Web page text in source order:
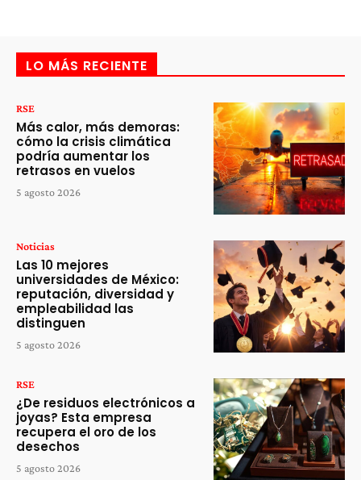
LO MÁS RECIENTE
RSE
Más calor, más demoras:
cómo la crisis climática
podría aumentar los
retrasos en vuelos
5 agosto 2026
Noticias
Las 10 mejores
universidades de México:
reputación, diversidad y
empleabilidad las
distinguen
5 agosto 2026
RSE
¿De residuos electrónicos a
joyas? Esta empresa
recupera el oro de los
desechos
5 agosto 2026